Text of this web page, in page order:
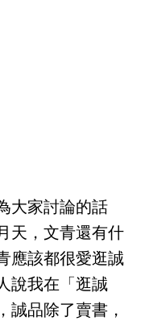
大家討論的話
天，文青還有什
應該都很愛逛誠
說我在「逛誠
誠品除了賣書，